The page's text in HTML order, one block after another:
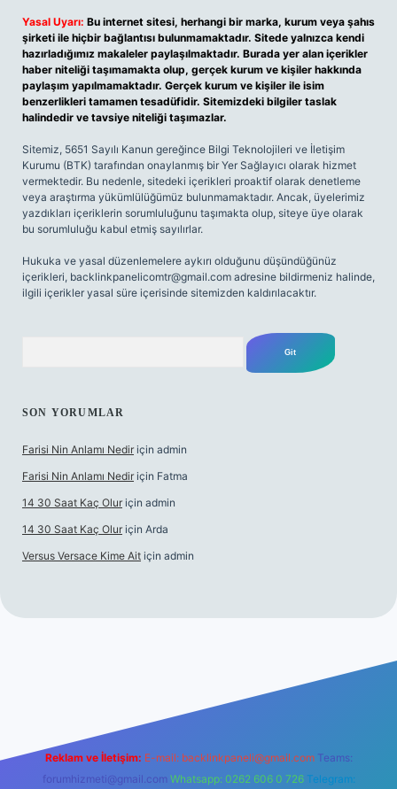
Yasal Uyarı: Bu internet sitesi, herhangi bir marka, kurum veya şahıs
şirketi ile hiçbir bağlantısı bulunmamaktadır. Sitede yalnızca kendi
hazırladığımız makaleler paylaşılmaktadır. Burada yer alan içerikler
haber niteliği taşımamakta olup, gerçek kurum ve kişiler hakkında
paylaşım yapılmamaktadır. Gerçek kurum ve kişiler ile isim
benzerlikleri tamamen tesadüfidir. Sitemizdeki bilgiler taslak
halindedir ve tavsiye niteliği taşımazlar.
Sitemiz, 5651 Sayılı Kanun gereğince Bilgi Teknolojileri ve İletişim
Kurumu (BTK) tarafından onaylanmış bir Yer Sağlayıcı olarak hizmet
vermektedir. Bu nedenle, sitedeki içerikleri proaktif olarak denetleme
veya araştırma yükümlülüğümüz bulunmamaktadır. Ancak, üyelerimiz
yazdıkları içeriklerin sorumluluğunu taşımakta olup, siteye üye olarak
bu sorumluluğu kabul etmiş sayılırlar.
Hukuka ve yasal düzenlemelere aykırı olduğunu düşündüğünüz
içerikleri, backlinkpanelicomtr@gmail.com adresine bildirmeniz halinde,
ilgili içerikler yasal süre içerisinde sitemizden kaldırılacaktır.
SON YORUMLAR
Farisi Nin Anlamı Nedir için admin
Farisi Nin Anlamı Nedir için Fatma
14 30 Saat Kaç Olur için admin
14 30 Saat Kaç Olur için Arda
Versus Versace Kime Ait için admin
Reklam ve İletişim: E-mail: backlinkpaneli@gmail.com Teams:
forumhizmeti@gmail.com Whatsapp: 0262 606 0 726 Telegram: